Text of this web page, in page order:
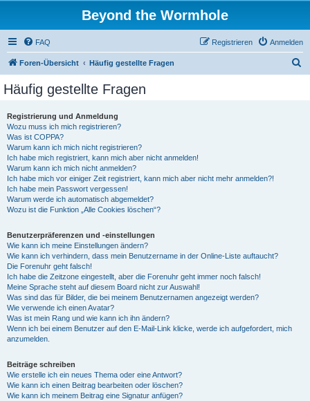
Beyond the Wormhole
FAQ Anmelden
Registrieren
Foren-Übersicht Häufig gestellte Fragen
Häufig gestellte Fragen
Registrierung und Anmeldung
Wozu muss ich mich registrieren?
Was ist COPPA?
Warum kann ich mich nicht registrieren?
Ich habe mich registriert, kann mich aber nicht anmelden!
Warum kann ich mich nicht anmelden?
Ich habe mich vor einiger Zeit registriert, kann mich aber nicht mehr anmelden?!
Ich habe mein Passwort vergessen!
Warum werde ich automatisch abgemeldet?
Wozu ist die Funktion „Alle Cookies löschen“?
Benutzerpräferenzen und -einstellungen
Wie kann ich meine Einstellungen ändern?
Wie kann ich verhindern, dass mein Benutzername in der Online-Liste auftaucht?
Die Forenuhr geht falsch!
Ich habe die Zeitzone eingestellt, aber die Forenuhr geht immer noch falsch!
Meine Sprache steht auf diesem Board nicht zur Auswahl!
Was sind das für Bilder, die bei meinem Benutzernamen angezeigt werden?
Wie verwende ich einen Avatar?
Was ist mein Rang und wie kann ich ihn ändern?
Wenn ich bei einem Benutzer auf den E-Mail-Link klicke, werde ich aufgefordert, mich
anzumelden.
Beiträge schreiben
Wie erstelle ich ein neues Thema oder eine Antwort?
Wie kann ich einen Beitrag bearbeiten oder löschen?
Wie kann ich meinem Beitrag eine Signatur anfügen?